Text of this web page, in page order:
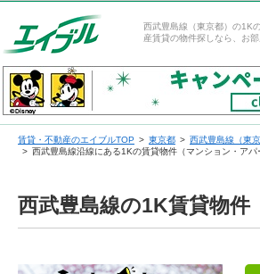
西武豊島線（東京都）の1K
産賃貸の物件探しなら、お部
賃貸・不動産のエイブルTOP 東京都
西武豊島線（東
西武豊島線沿線にある1Kの賃貸物件（マンション・アパ
西武豊島線の1K賃貸物